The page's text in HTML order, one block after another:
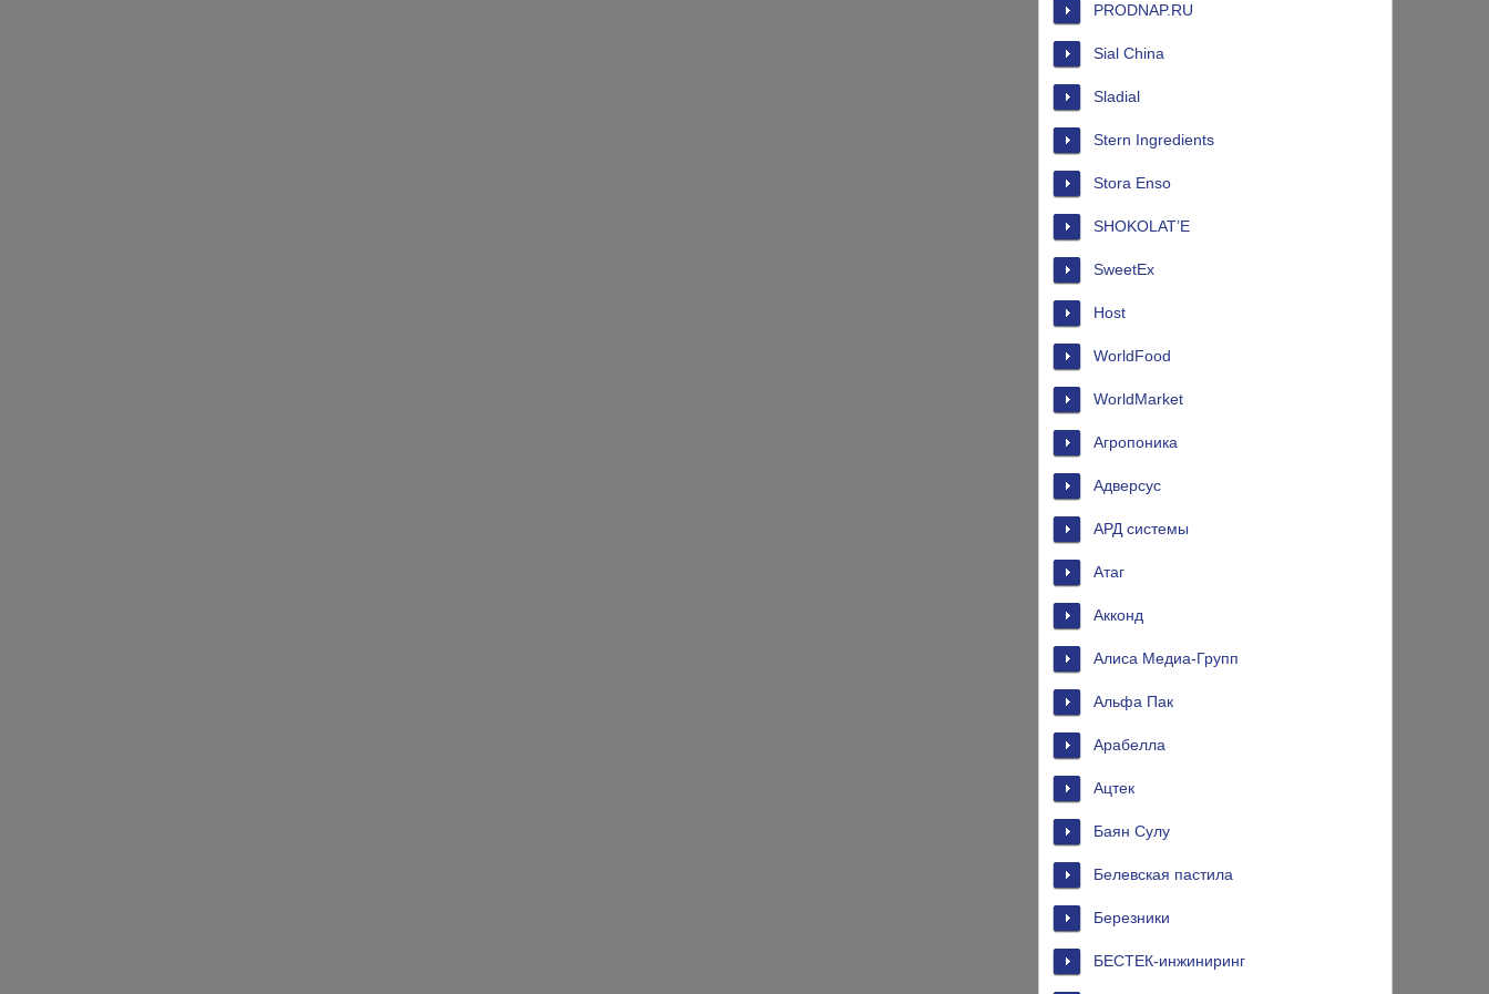
PRODNAP.RU
Sial China
Sladial
Stern Ingredients
Stora Enso
SHOKOLAT’E
SweetEx
Host
WorldFood
WorldMarket
Агропоника
Адверсус
АРД системы
Атаг
Акконд
Алиса Медиа-Групп
Альфа Пак
Арабелла
Ацтек
Баян Сулу
Белевская пастила
Березники
БЕСТЕК-инжиниринг